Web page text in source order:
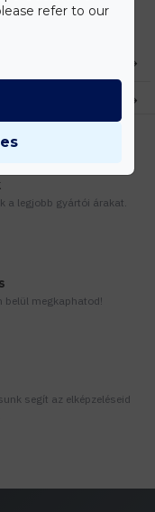
a legjobb gyártói árakat.
belül megkaphatod!
segít az elképzeléseid
refer to our